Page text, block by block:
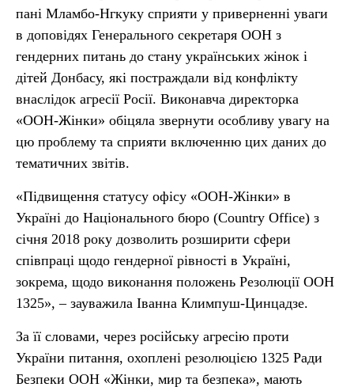
пані Мламбо-Нгкуку сприяти у приверненні уваги
в доповідях Генерального секретаря ООН з
гендерних питань до стану українських жінок і
дітей Донбасу, які постраждали від конфлікту
внаслідок агресії Росії. Виконавча директорка
«ООН-Жінки» обіцяла звернути особливу увагу на
цю проблему та сприяти включенню цих даних до
тематичних звітів.
«Підвищення статусу офісу «ООН-Жінки» в
Україні до Національного бюро (Country Office) з
січня 2018 року дозволить розширити сфери
співпраці щодо гендерної рівності в Україні,
зокрема, щодо виконання положень Резолюції ООН
1325», – зауважила Іванна Климпуш-Цинцадзе.
За її словами, через російську агресію проти
України питання, охоплені резолюцією 1325 Ради
Безпеки ООН «Жінки, мир та безпека», мають